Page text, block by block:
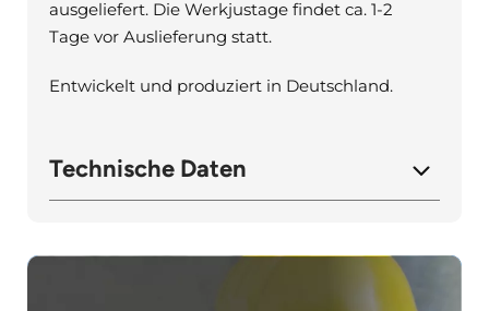
ausgeliefert. Die Werkjustage findet ca. 1-2
Tage vor Auslieferung statt.
Entwickelt und produziert in Deutschland.
Technische Daten